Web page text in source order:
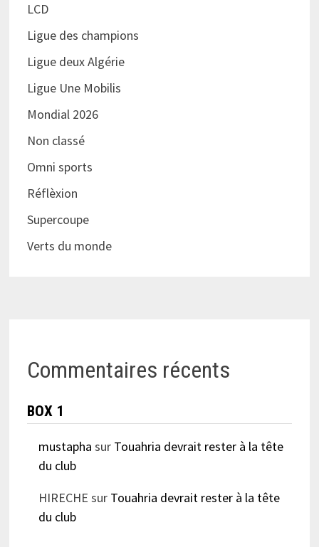
LCD
Ligue des champions
Ligue deux Algérie
Ligue Une Mobilis
Mondial 2026
Non classé
Omni sports
Réflèxion
Supercoupe
Verts du monde
Commentaires récents
BOX 1
mustapha sur Touahria devrait rester à la tête
du club
HIRECHE sur Touahria devrait rester à la tête
du club